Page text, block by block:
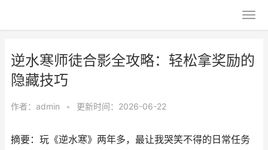
逆水寒师徒合影全攻略：轻松拿奖励的
隐藏技巧
作者： admin • 更新时间：2026-06-22
摘要：玩《逆水寒》两年多，最让我哭笑不得的日常任务